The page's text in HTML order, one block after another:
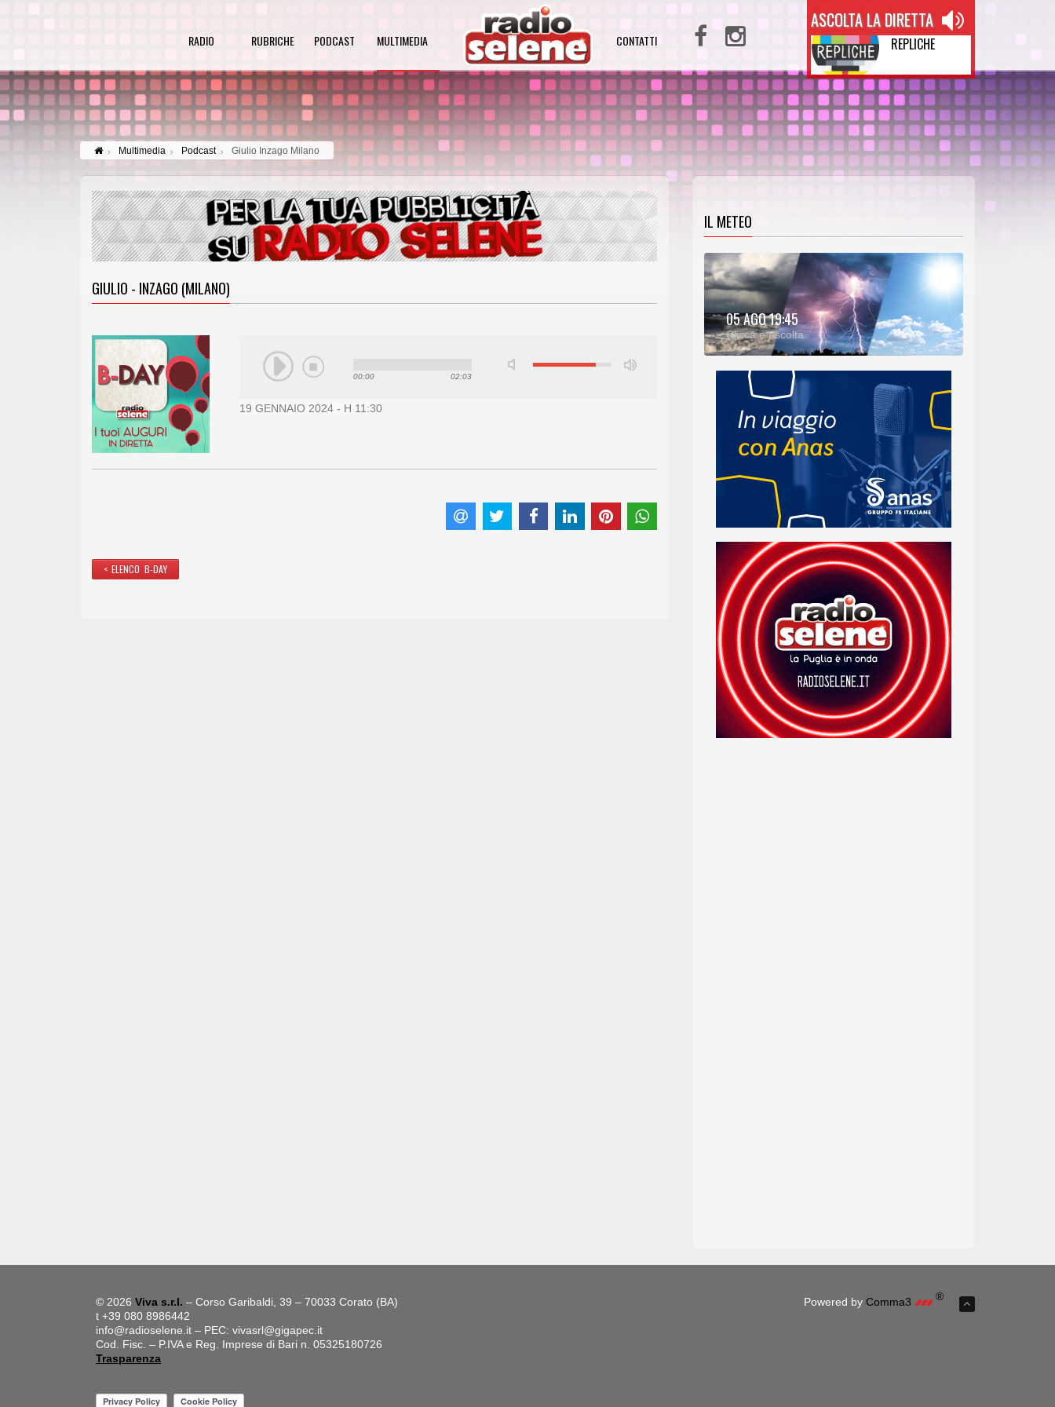
RADIO RUBRICHE PODCAST MULTIMEDIA CONTATTI
ASCOLTA LA DIRETTA
REPLICHE
Multimedia Podcast Giulio Inzago Milano
GIULIO - INZAGO (MILANO)
00:00 02:03
19 GENNAIO 2024 - H 11:30
< ELENCO B-DAY
IL METEO
05 AGO 19:45
Clicca e ascolta
METEO:
00:00
00:26
© 2026 Viva s.r.l. – Corso Garibaldi, 39 – 70033 Corato (BA)
t +39 080 8986442
info@radioselene.it – PEC: vivasrl@gigapec.it
Cod. Fisc. – P.IVA e Reg. Imprese di Bari n. 05325180726
Trasparenza
Powered by Comma3 ®